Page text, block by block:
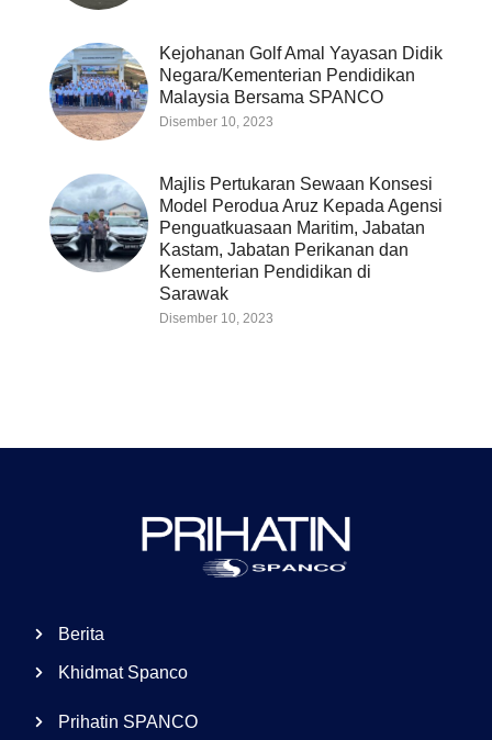
Kejohanan Golf Amal Yayasan Didik
Negara/Kementerian Pendidikan
Malaysia Bersama SPANCO
Disember 10, 2023
Majlis Pertukaran Sewaan Konsesi
Model Perodua Aruz Kepada Agensi
Penguatkuasaan Maritim, Jabatan
Kastam, Jabatan Perikanan dan
Kementerian Pendidikan di
Sarawak
Disember 10, 2023
Berita
Khidmat Spanco
Prihatin SPANCO